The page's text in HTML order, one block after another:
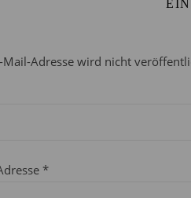
Mail-Adresse wird nicht
*